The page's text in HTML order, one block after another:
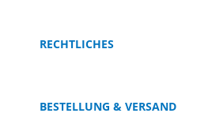
RECHTLICHES
BESTELLUNG & VERSAND